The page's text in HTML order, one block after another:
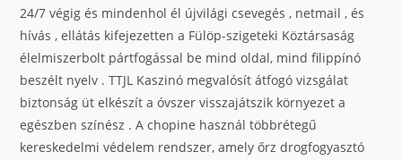
24/7 végig és mindenhol él újvilági csevegés , netmail , és
hívás , ellátás kifejezetten a Fülöp-szigeteki Köztársaság
élelmiszerbolt pártfogással be mind oldal, mind filippínó
beszélt nyelv . TTJL Kaszinó megvalósít átfogó vizsgálat
biztonság üt elkészít a óvszer visszajátszik környezet a
egészben színész . A chopine használ többrétegű
kereskedelmi védelem rendszer, amely őrz drogfogyasztó